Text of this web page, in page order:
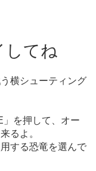
してね
横シューティング
を押して、オー
るよ。
する恐竜を選んで